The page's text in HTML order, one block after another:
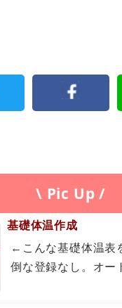
\ Pic Up /
基礎体温作成
←こんな基礎体温表
倒な登録なし。オー